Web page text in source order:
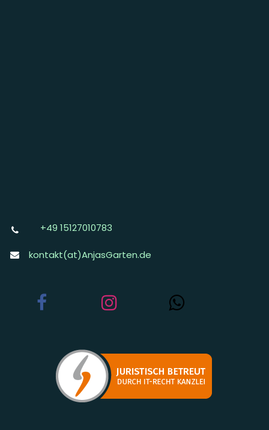
+49 15127010783
kontakt(at)AnjasGarten.de